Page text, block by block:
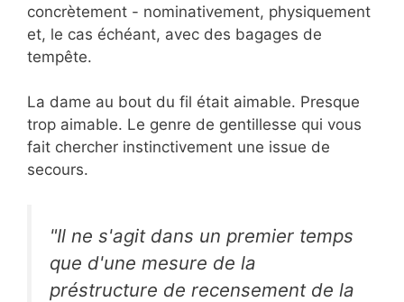
concrètement - nominativement, physiquement
et, le cas échéant, avec des bagages de
tempête.
La dame au bout du fil était aimable. Presque
trop aimable. Le genre de gentillesse qui vous
fait chercher instinctivement une issue de
secours.
"Il ne s'agit dans un premier temps
que d'une mesure de la
préstructure de recensement de la